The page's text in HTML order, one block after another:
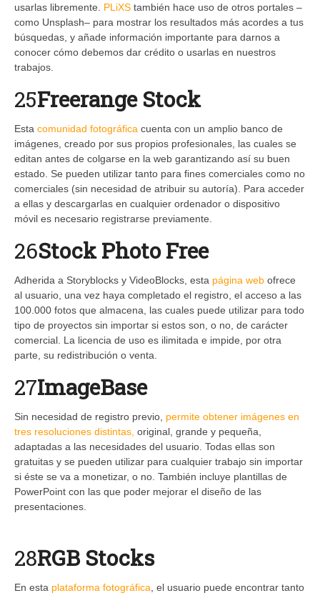
usarlas libremente. PLiXS también hace uso de otros portales –
como Unsplash– para mostrar los resultados más acordes a tus
búsquedas, y añade información importante para darnos a
conocer cómo debemos dar crédito o usarlas en nuestros
trabajos.
25Freerange Stock
Esta comunidad fotográfica cuenta con un amplio banco de
imágenes, creado por sus propios profesionales, las cuales se
editan antes de colgarse en la web garantizando así su buen
estado. Se pueden utilizar tanto para fines comerciales como no
comerciales (sin necesidad de atribuir su autoría). Para acceder
a ellas y descargarlas en cualquier ordenador o dispositivo
móvil es necesario registrarse previamente.
26Stock Photo Free
Adherida a Storyblocks y VideoBlocks, esta página web ofrece
al usuario, una vez haya completado el registro, el acceso a las
100.000 fotos que almacena, las cuales puede utilizar para todo
tipo de proyectos sin importar si estos son, o no, de carácter
comercial. La licencia de uso es ilimitada e impide, por otra
parte, su redistribución o venta.
27ImageBase
Sin necesidad de registro previo, permite obtener imágenes en
tres resoluciones distintas, original, grande y pequeña,
adaptadas a las necesidades del usuario. Todas ellas son
gratuitas y se pueden utilizar para cualquier trabajo sin importar
si éste se va a monetizar, o no. También incluye plantillas de
PowerPoint con las que poder mejorar el diseño de las
presentaciones.
28RGB Stocks
En esta plataforma fotográfica , el usuario puede encontrar tanto